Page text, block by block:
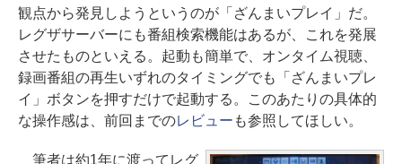
観点から発見しようというのが「ざんまいプレイ」だ。
レグザサーバーにも番組検索機能はあるが、これを発展
させたものといえる。起動も簡単で、オンタイム視聴、
録画番組の再生いずれのタイミングでも「ざんまいプレ
イ」ボタンを押すだけで起動する。このあたりの具体的
な操作感は、前回までのレビュー も参照してほしい。
筆者は約1年に渡ってレグ